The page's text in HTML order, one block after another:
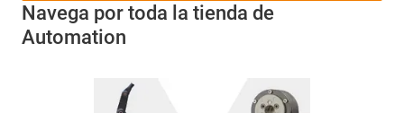
Navega por toda la tienda de
Automation